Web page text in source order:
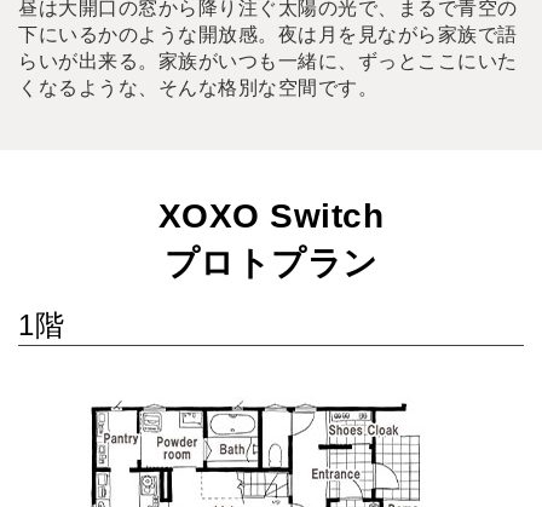
昼は大開口の窓から降り注ぐ太陽の光で、まるで青空の
下にいるかのような開放感。夜は月を見ながら家族で語
らいが出来る。家族がいつも一緒に、ずっとここにいた
くなるような、そんな格別な空間です。
XOXO Switch
プロトプラン
1階